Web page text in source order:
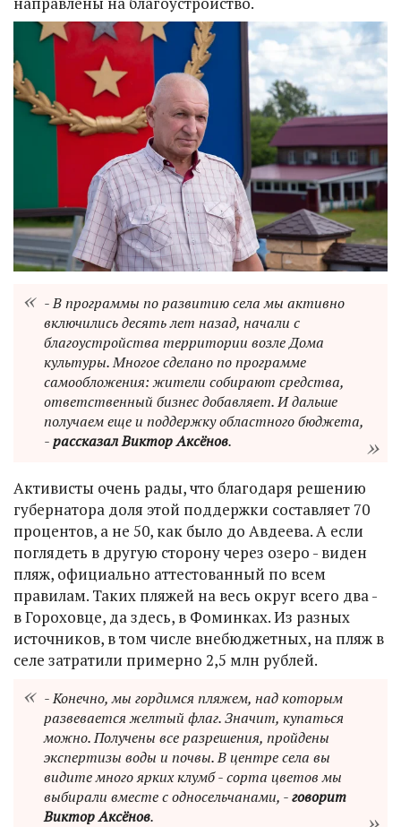
- В программы по развитию села мы активно
включились десять лет назад, начали с
благоустройства территории возле Дома
культуры. Многое сделано по программе
самообложения: жители собирают средства,
ответственный бизнес добавляет. И дальше
получаем еще и поддержку областного бюджета,
-рассказал Виктор Аксёнов.
Активисты очень рады, что благодаря решению
губернатора доля этой поддержки составляет 70
процентов, а не 50, как было до Авдеева. А если
поглядеть в другую сторону через озеро - виден
пляж, официально аттестованный по всем
правилам. Таких пляжей на весь округ всего два -
в Гороховце, да здесь, в Фоминках. Из разных
источников, в том числе внебюджетных, на пляж в
селе затратили примерно 2,5 млн рублей.
- Конечно, мы гордимся пляжем, над которым
развевается желтый флаг. Значит, купаться
можно. Получены все разрешения, пройдены
экспертизы воды и почвы. В центре села вы
видите много ярких клумб - сорта цветов мы
выбирали вместе с односельчанами, -говорит
Виктор Аксёнов.